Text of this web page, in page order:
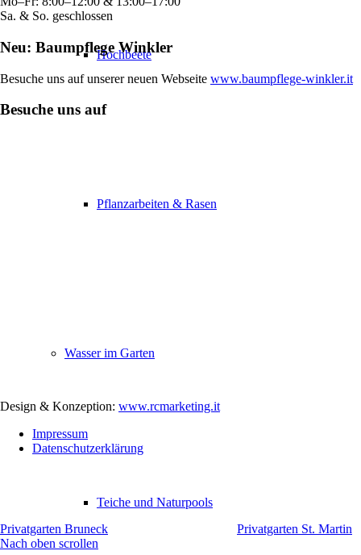
Hochbeete
Pflanzarbeiten & Rasen
Wasser im Garten
Teiche und Naturpools
Sa. & So. geschlossen
Neu: Baumpflege Winkler
Besuche uns auf unserer neuen Webseite www.baumpflege-winkler.it
Besuche uns auf
Design & Konzeption: www.rcmarketing.it
Impressum
Datenschutzerklärung
Privatgarten Bruneck
Privatgarten St. Martin
Nach oben scrollen